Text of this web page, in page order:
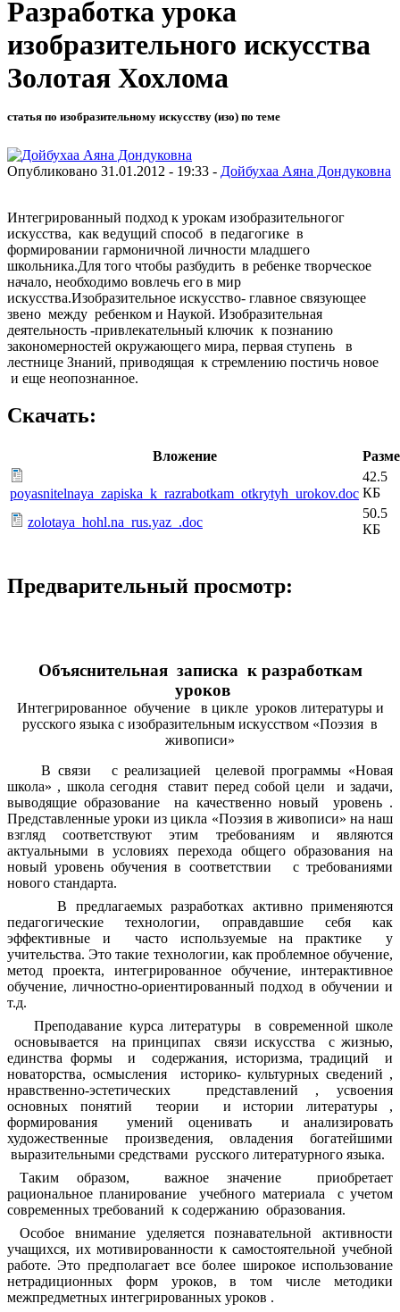
Разработка урока
изобразительного искусства
Золотая Хохлома
статья по изобразительному искусству (изо) по теме
Опубликовано 31.01.2012 - 19:33 - Дойбухаа Аяна Дондуковна
Интегрированный подход к урокам изобразительногог
искусства, как ведущий способ в педагогике в
формировании гармоничной личности младшего
школьника.Для того чтобы разбудить в ребенке творческое
начало, необходимо вовлечь его в мир
искусства.Изобразительное искусство- главное связующее
звено между ребенком и Наукой. Изобразительная
деятельность -привлекательный ключик к познанию
закономерностей окружающего мира, первая ступень в
лестнице Знаний, приводящая к стремлению постичь новое
и еще неопознанное.
Скачать:
Вложение
poyasnitelnaya_zapiska_k_razrabotkam_otkrytyh_urokov.doc
42.5
КБ
zolotaya_hohl.na_rus.yaz_.doc
50.5
КБ
Предварительный просмотр:
Объяснительная записка к разработкам
уроков
Интегрированное обучение в цикле уроков литературы и
русского языка с изобразительным искусством «Поэзия в
живописи»
В связи c реализацией целевой программы «Новая
школа» , школа сегодня ставит перед собой цели и задачи,
выводящие образование на качественно новый уровень .
Представленные уроки из цикла «Поэзия в живописи» на наш
взгляд соответствуют этим требованиям и являются
актуальными в условиях перехода общего образования на
новый уровень обучения в соответствии с требованиями
нового стандарта.
В предлагаемых разработках активно применяются
педагогические технологии, оправдавшие себя как
эффективные и часто используемые на практике у
учительства. Это такие технологии, как проблемное обучение,
метод проекта, интегрированное обучение, интерактивное
обучение, личностно-ориентированный подход в обучении и
т.д.
Преподавание курса литературы в современной школе
основывается на принципах связи искусства с жизнью,
единства формы и содержания, историзма, традиций и
новаторства, осмысления историко- культурных сведений ,
нравственно-эстетических представлений , усвоения
основных понятий теории и истории литературы ,
формирования умений оценивать и анализировать
художественные произведения, овладения богатейшими
выразительными средствами русского литературного языка.
Таким образом, важное значение приобретает
рациональное планирование учебного материала с учетом
современных требований к содержанию образования.
Особое внимание уделяется познавательной активности
учащихся, их мотивированности к самостоятельной учебной
работе. Это предполагает все более широкое использование
нетрадиционных форм уроков, в том числе методики
межпредметных интегрированных уроков .